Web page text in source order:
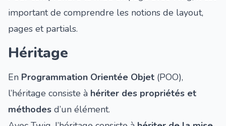
important de comprendre les notions de layout,
pages et partials.
Héritage
En Programmation Orientée Objet (POO),
l’héritage consiste à hériter des propriétés et
méthodes d’un élément.